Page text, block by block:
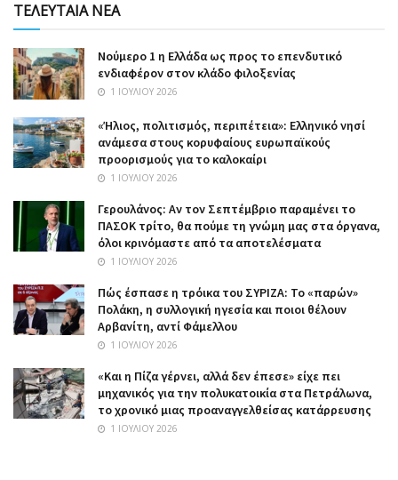
ΤΕΛΕΥΤΑΙΑ ΝΕΑ
Nούμερο 1 η Ελλάδα ως προς το επενδυτικό
ενδιαφέρον στον κλάδο φιλοξενίας
1 ΙΟΥΛΊΟΥ 2026
«Ήλιος, πολιτισμός, περιπέτεια»: Ελληνικό νησί
ανάμεσα στους κορυφαίους ευρωπαϊκούς
προορισμούς για το καλοκαίρι
1 ΙΟΥΛΊΟΥ 2026
Γερουλάνος: Αν τον Σεπτέμβριο παραμένει το
ΠΑΣΟΚ τρίτο, θα πούμε τη γνώμη μας στα όργανα,
όλοι κρινόμαστε από τα αποτελέσματα
1 ΙΟΥΛΊΟΥ 2026
Πώς έσπασε η τρόικα του ΣΥΡΙΖΑ: Το «παρών»
Πολάκη, η συλλογική ηγεσία και ποιοι θέλουν
Αρβανίτη, αντί Φάμελλου
1 ΙΟΥΛΊΟΥ 2026
«Και η Πίζα γέρνει, αλλά δεν έπεσε» είχε πει
μηχανικός για την πολυκατοικία στα Πετράλωνα,
το χρονικό μιας προαναγγελθείσας κατάρρευσης
1 ΙΟΥΛΊΟΥ 2026